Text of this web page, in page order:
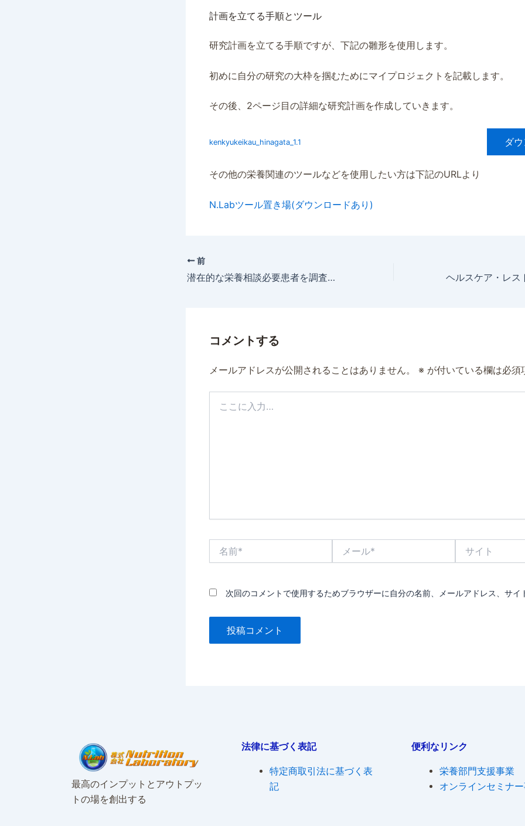
計画を立てる手順とツール
研究計画を立てる手順ですが、下記の雛形を使用します。
初めに自分の研究の大枠を掴むためにマイプロジェクトを記載します。
その後、2ページ目の詳細な研究計画を作成していきます。
kenkyukeikau_hinagata_1.1 ダ
その他の栄養関連のツールなどを使用したい方は下記のURLより
N.Labツール置き場(ダウンロードあり)
前
潜在的な栄養相談必要患者を調査する
コメントする
メールアドレスが公開されることはありません。 ※ が付いている欄は必須
次回のコメントで使用するためブラウザーに自分の名前、メールアドレス、サイ
最高のインプットとアウトプッ
トの場を創出する
法律に基づく表記
特定商取引法に基づく表
記
便利なリンク
栄養部門支援事業
オンラインセミナ